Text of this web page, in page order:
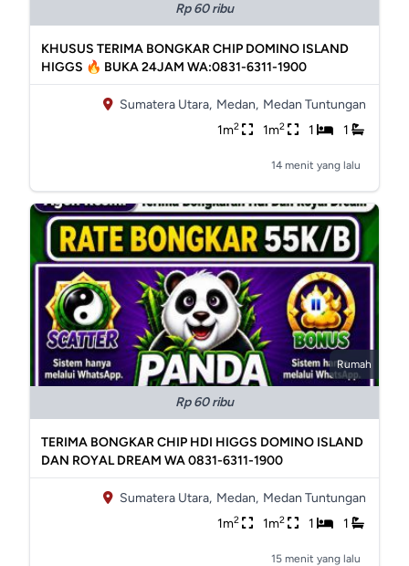
Rp 60 ribu
KHUSUS TERIMA BONGKAR CHIP DOMINO ISLAND
HIGGS 🔥 BUKA 24JAM WA:0831-6311-1900
Sumatera Utara, Medan, Medan Tuntungan
1m2 1m2 1 1
14 menit yang lalu
Rumah
Rp 60 ribu
TERIMA BONGKAR CHIP HDI HIGGS DOMINO ISLAND
DAN ROYAL DREAM WA 0831-6311-1900
Sumatera Utara, Medan, Medan Tuntungan
1m2 1m2 1 1
15 menit yang lalu